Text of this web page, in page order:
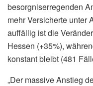
besorgniserregenden
mehr Versicherte unter
auffällig ist die
Hessen (+35%),
konstant bleibt (481
„Der massive Anstieg